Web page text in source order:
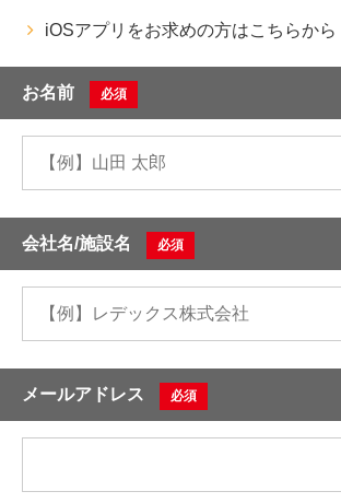
iOSアプリをお求めの方はこちらから
お名前 必須
会社名/施設名 必須
メールアドレス 必須